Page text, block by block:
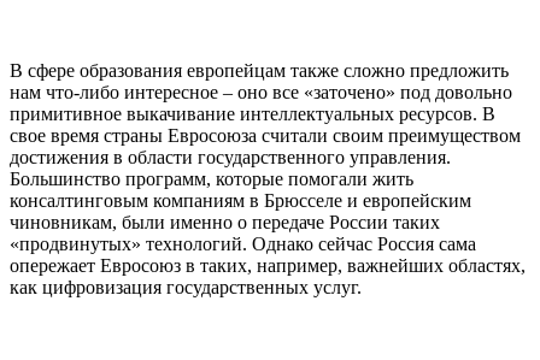
В сфере образования европейцам также сложно предложить
нам что-либо интересное – оно все «заточено» под довольно
примитивное выкачивание интеллектуальных ресурсов. В
свое время страны Евросоюза считали своим преимуществом
достижения в области государственного управления.
Большинство программ, которые помогали жить
консалтинговым компаниям в Брюсселе и европейским
чиновникам, были именно о передаче России таких
«продвинутых» технологий. Однако сейчас Россия сама
опережает Евросоюз в таких, например, важнейших областях,
как цифровизация государственных услуг.